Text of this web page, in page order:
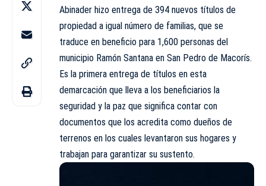
Abinader hizo entrega de 394 nuevos títulos de
propiedad a igual número de familias, que se
traduce en beneficio para 1,600 personas del
municipio Ramón Santana en San Pedro de Macorís.
Es la primera entrega de títulos en esta
demarcación que lleva a los beneficiarios la
seguridad y la paz que significa contar con
documentos que los acredita como dueños de
terrenos en los cuales levantaron sus hogares y
trabajan para garantizar su sustento.